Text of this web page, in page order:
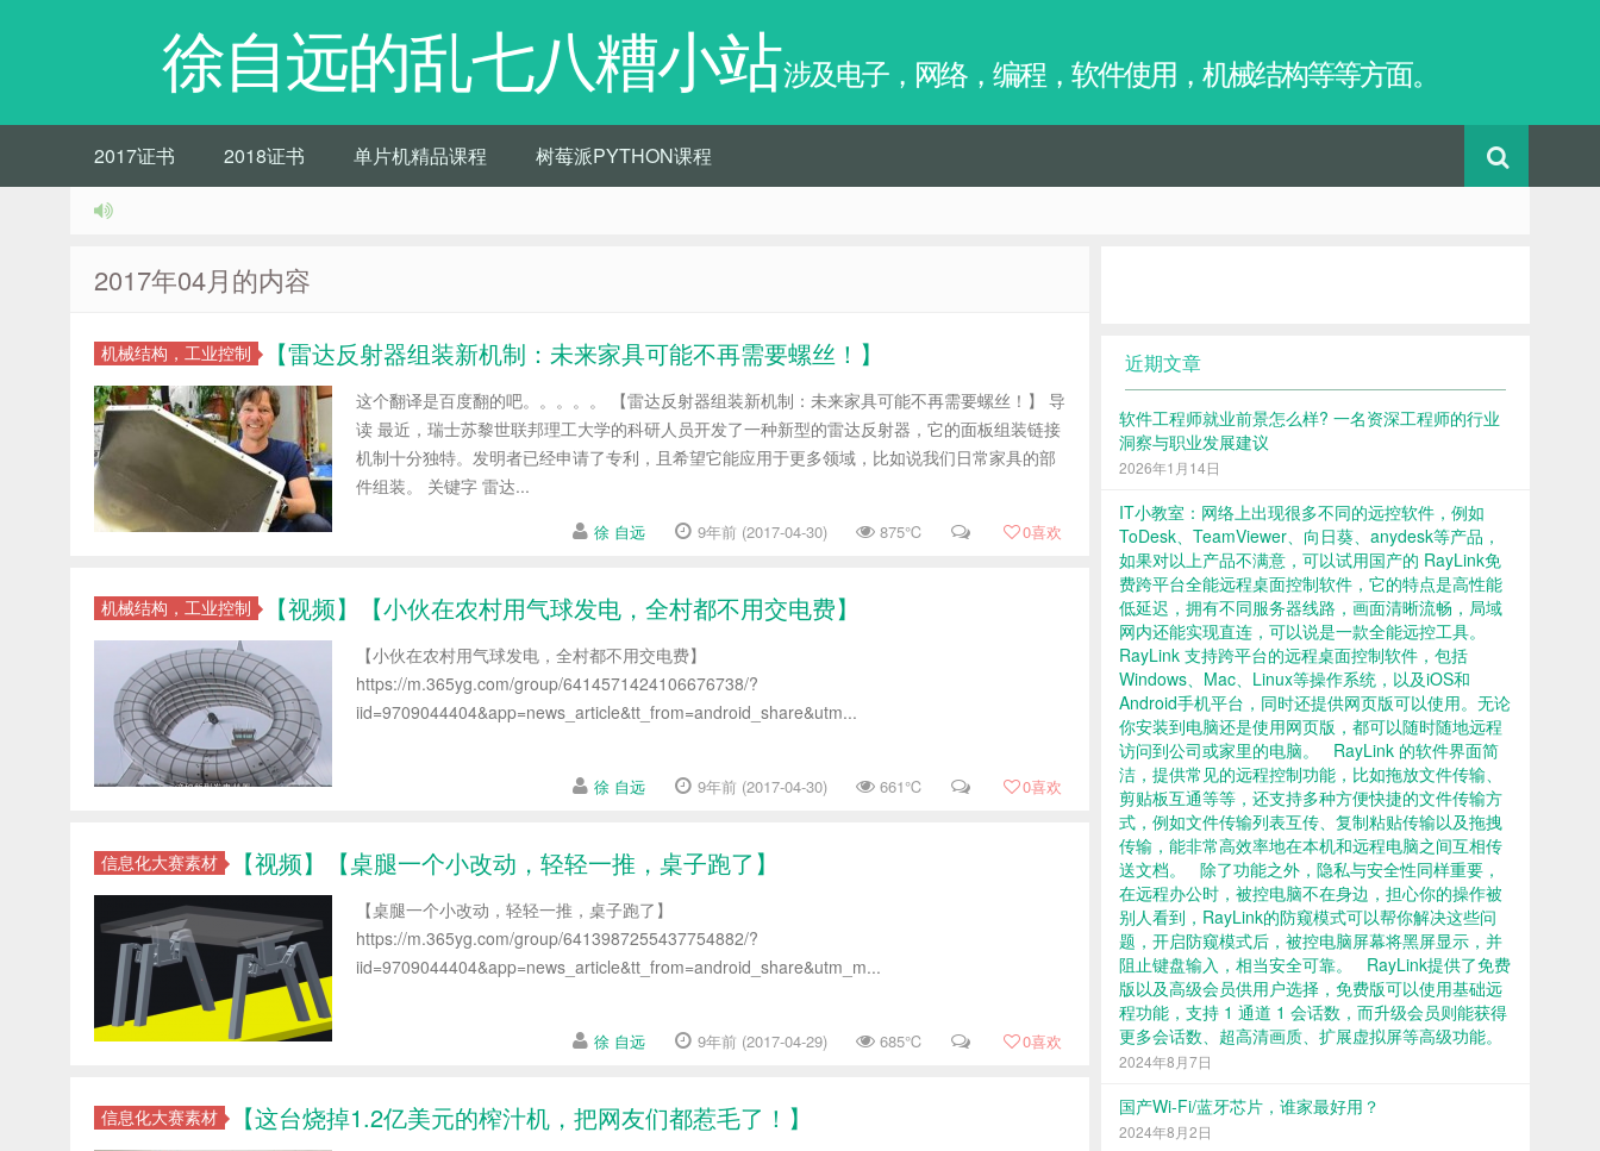
徐自远的乱七八糟小站涉及电子，网络，编程，软件使用，机械结构等等方面。
2017证书 2018证书 单片机精品课程 树莓派PYTHON课程
2017年04月的内容
机械结构，工业控制 【雷达反射器组装新机制：未来家具可能不再需要螺丝！】
这个翻译是百度翻的吧。。。。。 【雷达反射器组装新机制：未来家具可能不再需要螺丝！】 导
读 最近，瑞士苏黎世联邦理工大学的科研人员开发了一种新型的雷达反射器，它的面板组装链接
机制十分独特。发明者已经申请了专利，且希望它能应用于更多领域，比如说我们日常家具的部
件组装。 关键字 雷达...
徐 自远 9年前 (2017-04-30) 875℃ 0喜欢
机械结构，工业控制 【视频】【小伙在农村用气球发电，全村都不用交电费】
【小伙在农村用气球发电，全村都不用交电费】
https://m.365yg.com/group/6414571424106676738/?
iid=9709044404&app=news_article&tt_from=android_share&utm...
徐 自远 9年前 (2017-04-30) 661℃ 0喜欢
信息化大赛素材 【视频】【桌腿一个小改动，轻轻一推，桌子跑了】
【桌腿一个小改动，轻轻一推，桌子跑了】
https://m.365yg.com/group/6413987255437754882/?
iid=9709044404&app=news_article&tt_from=android_share&utm_m...
徐 自远 9年前 (2017-04-29) 685℃ 0喜欢
信息化大赛素材 【这台烧掉1.2亿美元的榨汁机，把网友们都惹毛了！】
近期文章
软件工程师就业前景怎么样? 一名资深工程师的行业
洞察与职业发展建议
2026年1月14日
IT小教室：网络上出现很多不同的远控软件，例如
ToDesk、TeamViewer、向日葵、anydesk等产品，
如果对以上产品不满意，可以试用国产的 RayLink免
费跨平台全能远程桌面控制软件，它的特点是高性能
低延迟，拥有不同服务器线路，画面清晰流畅，局域
网内还能实现直连，可以说是一款全能远控工具。
RayLink 支持跨平台的远程桌面控制软件，包括
Windows、Mac、Linux等操作系统，以及iOS和
Android手机平台，同时还提供网页版可以使用。无论
你安装到电脑还是使用网页版，都可以随时随地远程
访问到公司或家里的电脑。 RayLink 的软件界面简
洁，提供常见的远程控制功能，比如拖放文件传输、
剪贴板互通等等，还支持多种方便快捷的文件传输方
式，例如文件传输列表互传、复制粘贴传输以及拖拽
传输，能非常高效率地在本机和远程电脑之间互相传
送文档。 除了功能之外，隐私与安全性同样重要，
在远程办公时，被控电脑不在身边，担心你的操作被
别人看到，RayLink的防窥模式可以帮你解决这些问
题，开启防窥模式后，被控电脑屏幕将黑屏显示，并
阻止键盘输入，相当安全可靠。 RayLink提供了免费
版以及高级会员供用户选择，免费版可以使用基础远
程功能，支持 1 通道 1 会话数，而升级会员则能获得
更多会话数、超高清画质、扩展虚拟屏等高级功能。
2024年8月7日
国产Wi-Fi/蓝牙芯片，谁家最好用？
2024年8月2日